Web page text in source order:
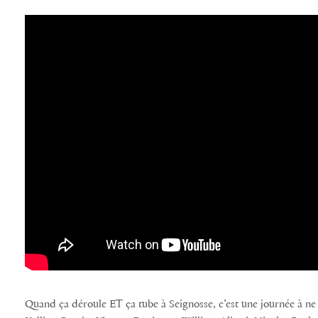
Quand ça déroule ET ça tube à Seignosse, c’est une journée à